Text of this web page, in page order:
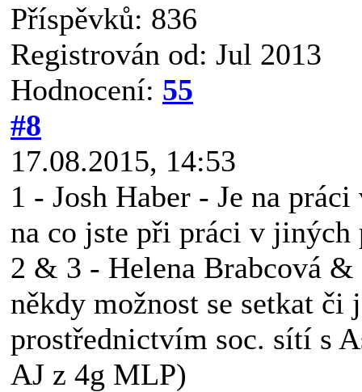
Příspěvků: 836
Registrován od: Jul 2013
Hodnocení: 55
#8
17.08.2015, 14:53
1 - Josh Haber - Je na
na co jste při práci v jiných
2 & 3 - Helena Brabcová
někdy možnost se setkat
prostřednictvím soc. sítí s
AJ z 4g MLP)